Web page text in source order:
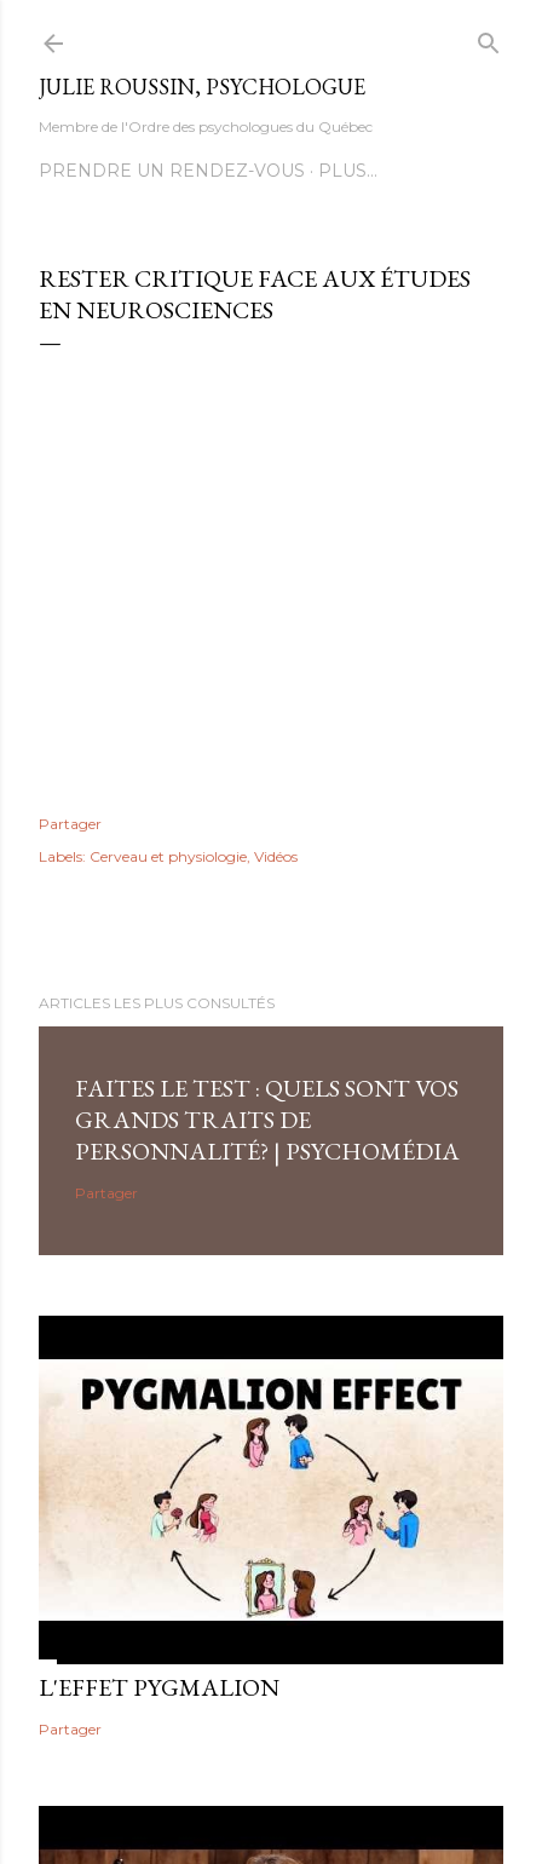
JULIE ROUSSIN, PSYCHOLOGUE
Membre de l'Ordre des psychologues du Québec
PRENDRE UN RENDEZ-VOUS PLUS…
RESTER CRITIQUE FACE AUX ÉTUDES
EN NEUROSCIENCES
Partager
Labels: Cerveau et physiologie Vidéos
ARTICLES LES PLUS CONSULTÉS
FAITES LE TEST : QUELS SONT VOS
GRANDS TRAITS DE
PERSONNALITÉ? | PSYCHOMÉDIA
Partager
L'EFFET PYGMALION
Partager